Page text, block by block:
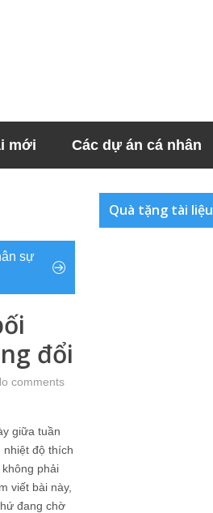
mới Các dự án cá nhân
sự
đổi
comments
giữa tuần
nhiệt độ thích
phải
viết bài này,
đang chờ
Quà tặng tài liệu